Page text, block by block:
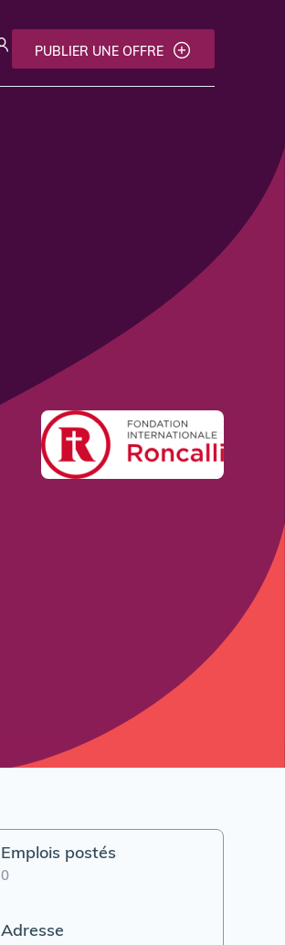
PUBLIER UNE OFFRE
Emplois postés
0
Adresse